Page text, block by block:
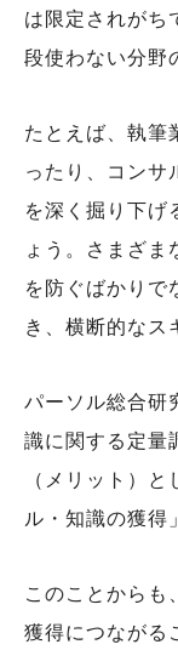
は限定されがち
段使わない分野
たとえば、執筆
ったり、コンサ
を深く掘り下げ
ょう。さまざま
を防ぐばかりで
き、横断的なス
パーソル総合研
識に関する定量
（メリット）
ル・知識の獲得
このことからも
獲得につながる